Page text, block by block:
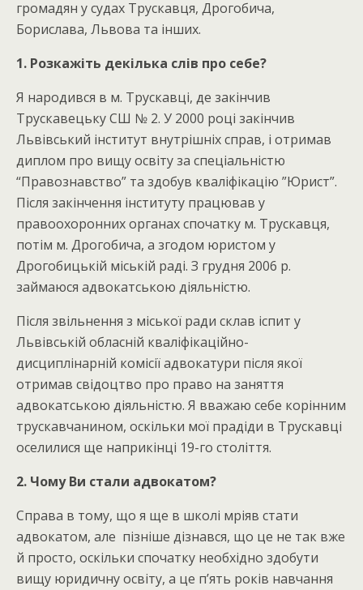
громадян у судах Трускавця, Дрогобича,
Борислава, Львова та інших.
1. Розкажіть декілька слів про себе?
Я народився в м. Трускавці, де закінчив
Трускавецьку СШ № 2. У 2000 році закінчив
Львівський інститут внутрішніх справ, і отримав
диплом про вищу освіту за спеціальністю
“Правознавство” та здобув кваліфікацію ”Юрист”.
Після закінчення інституту працював у
правоохоронних органах спочатку м. Трускавця,
потім м. Дрогобича, а згодом юристом у
Дрогобицькій міській раді. З грудня 2006 р.
займаюся адвокатською діяльністю.
Після звільнення з міської ради склав іспит у
Львівській обласній кваліфікаційно-
дисциплінарній комісії адвокатури після якої
отримав свідоцтво про право на заняття
адвокатською діяльністю. Я вважаю себе корінним
трускавчанином, оскільки мої прадіди в Трускавці
оселилися ще наприкінці 19-го століття.
2. Чому Ви стали адвокатом?
Справа в тому, що я ще в школі мріяв стати
адвокатом, але пізніше дізнався, що це не так вже
й просто, оскільки спочатку необхідно здобути
вищу юридичну освіту, а це п’ять років навчання